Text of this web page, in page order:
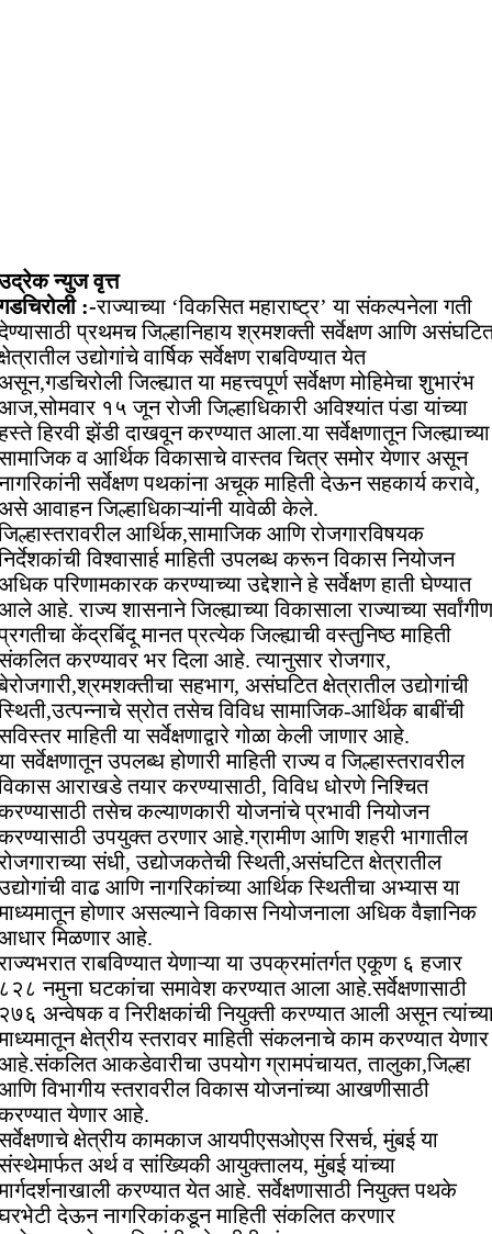
न्युज वृत्त
:-राज्याच्या ‘विकसित महाराष्ट्र’ या संकल्पनेला गती
प्रथमच जिल्हानिहाय श्रमशक्ती सर्वेक्षण आणि
उद्योगांचे वार्षिक सर्वेक्षण राबविण्यात येत
जिल्ह्यात या महत्त्वपूर्ण सर्वेक्षण मोहिमेचा शुभारंभ
१५ जून रोजी जिल्हाधिकारी अविश्यांत पंडा यांच्या
हिरवी झेंडी दाखवून करण्यात आला.या सर्वेक्षणातून जिल्ह्याच्या
व आर्थिक विकासाचे वास्तव चित्र समोर येणार असून
सर्वेक्षण पथकांना अचूक माहिती देऊन सहकार्य करावे,
आवाहन जिल्हाधिकाऱ्यांनी यावेळी केले.
आर्थिक,सामाजिक आणि रोजगारविषयक
विश्वासार्ह माहिती उपलब्ध करून विकास नियोजन
परिणामकारक करण्याच्या उद्देशाने हे सर्वेक्षण हाती घेण्यात
आहे. राज्य शासनाने जिल्ह्याच्या विकासाला राज्याच्या सर्वांगीण
केंद्रबिंदू मानत प्रत्येक जिल्ह्याची वस्तुनिष्ठ माहिती
करण्यावर भर दिला आहे. त्यानुसार रोजगार,
सहभाग, असंघटित क्षेत्रातील उद्योगांची
स्रोत तसेच विविध सामाजिक-आर्थिक बाबींची
माहिती या सर्वेक्षणाद्वारे गोळा केली जाणार आहे.
सर्वेक्षणातून उपलब्ध होणारी माहिती राज्य व जिल्हास्तरावरील
आराखडे तयार करण्यासाठी, विविध धोरणे निश्चित
तसेच कल्याणकारी योजनांचे प्रभावी नियोजन
उपयुक्त ठरणार आहे.ग्रामीण आणि शहरी भागातील
संधी, उद्योजकतेची स्थिती,असंघटित क्षेत्रातील
वाढ आणि नागरिकांच्या आर्थिक स्थितीचा अभ्यास या
होणार असल्याने विकास नियोजनाला अधिक वैज्ञानिक
मिळणार आहे.
राबविण्यात येणाऱ्या या उपक्रमांतर्गत एकूण ६ हजार
नमुना घटकांचा समावेश करण्यात आला आहे.सर्वेक्षणासाठी
अन्वेषक व निरीक्षकांची नियुक्ती करण्यात आली असून
क्षेत्रीय स्तरावर माहिती संकलनाचे काम करण्यात येणार
आकडेवारीचा उपयोग ग्रामपंचायत, तालुका,जिल्हा
विभागीय स्तरावरील विकास योजनांच्या आखणीसाठी
येणार आहे.
क्षेत्रीय कामकाज आयपीएसओएस रिसर्च, मुंबई या
अर्थ व सांख्यिकी आयुक्तालय, मुंबई यांच्या
करण्यात येत आहे. सर्वेक्षणासाठी नियुक्त पथके
देऊन नागरिकांकडून माहिती संकलित करणार